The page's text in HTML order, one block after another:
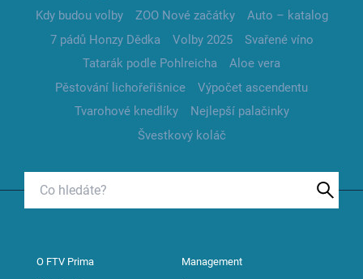
Kdy budou volby
ZOO Nové začátky
Auto – katalog
7 pádů Honzy Dědka
Volby 2025
Svařené víno
Tatarák podle Pohlreicha
Aloe vera
Pěstování lichořeřišnice
Výpočet ascendentu
Tvarohové knedlíky
Nejlepší palačinky
Švestkový koláč
O FTV Prima Management